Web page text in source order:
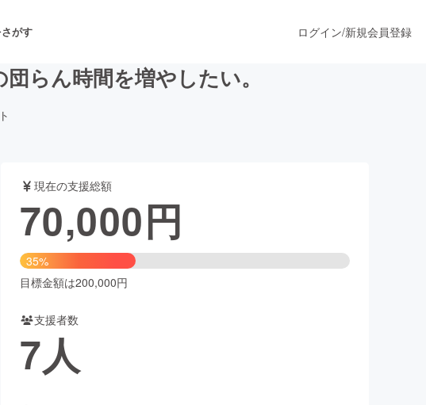
がす
ォーマンス
ファッション
・ヘルスケア
ログイン/新規会員登録
らん時間を増やしたい。
現在の支援総額
70,000円
35%
目標金額は200,000円
支援者数
7人